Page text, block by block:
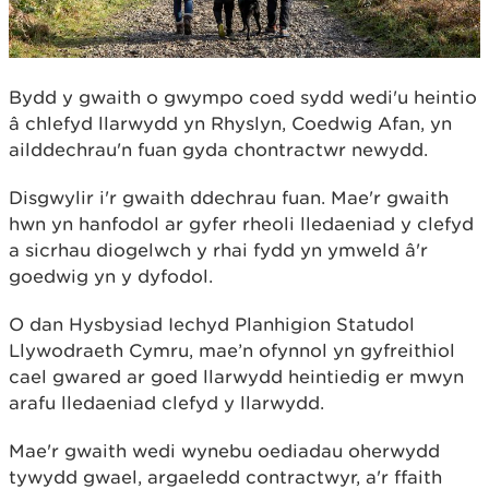
Bydd y gwaith o gwympo coed sydd wedi'u heintio
â chlefyd llarwydd yn Rhyslyn, Coedwig Afan, yn
ailddechrau'n fuan gyda chontractwr newydd.
Disgwylir i'r gwaith ddechrau fuan. Mae'r gwaith
hwn yn hanfodol ar gyfer rheoli lledaeniad y clefyd
a sicrhau diogelwch y rhai fydd yn ymweld â'r
goedwig yn y dyfodol.
O dan Hysbysiad Iechyd Planhigion Statudol
Llywodraeth Cymru, mae’n ofynnol yn gyfreithiol
cael gwared ar goed llarwydd heintiedig er mwyn
arafu lledaeniad clefyd y llarwydd.
Mae'r gwaith wedi wynebu oediadau oherwydd
tywydd gwael, argaeledd contractwyr, a'r ffaith